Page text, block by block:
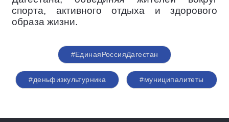
спорта, активного отдыха и здорового
образа жизни.
#ЕдинаяРоссияДагестан
#деньфизкультурника #муниципалитеты